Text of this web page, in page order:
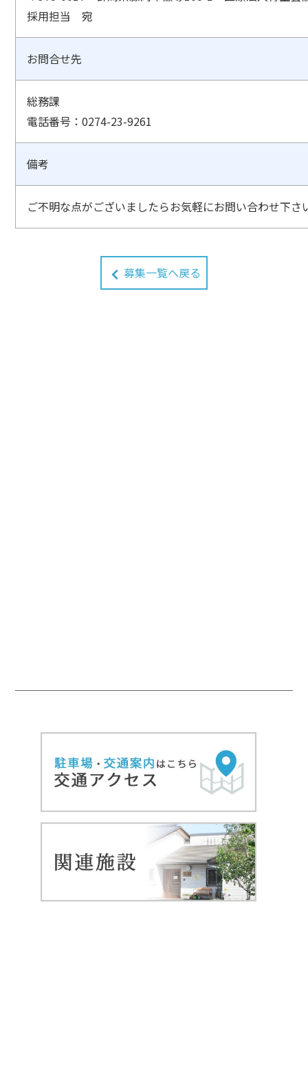
採用担当 宛
お問合せ先
総務課
電話番号：0274-23-9261
備考
ご不明な点がございましたらお気軽にお問い合わせ下さ
募集一覧へ戻る